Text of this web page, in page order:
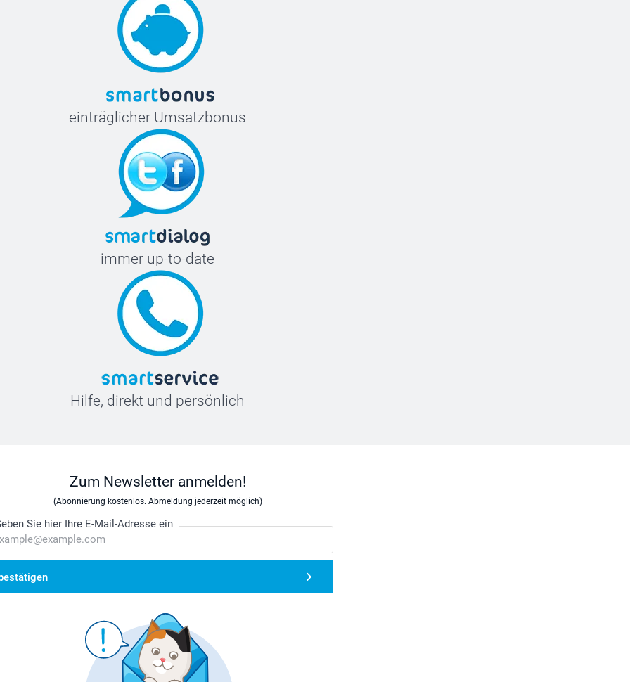
einträglicher Umsatzbonus
immer up-to-date
Hilfe, direkt und persönlich
Zum Newsletter anmelden!
(Abonnierung kostenlos. Abmeldung jederzeit möglich)
Sie hier Ihre E-Mail-Adresse ein